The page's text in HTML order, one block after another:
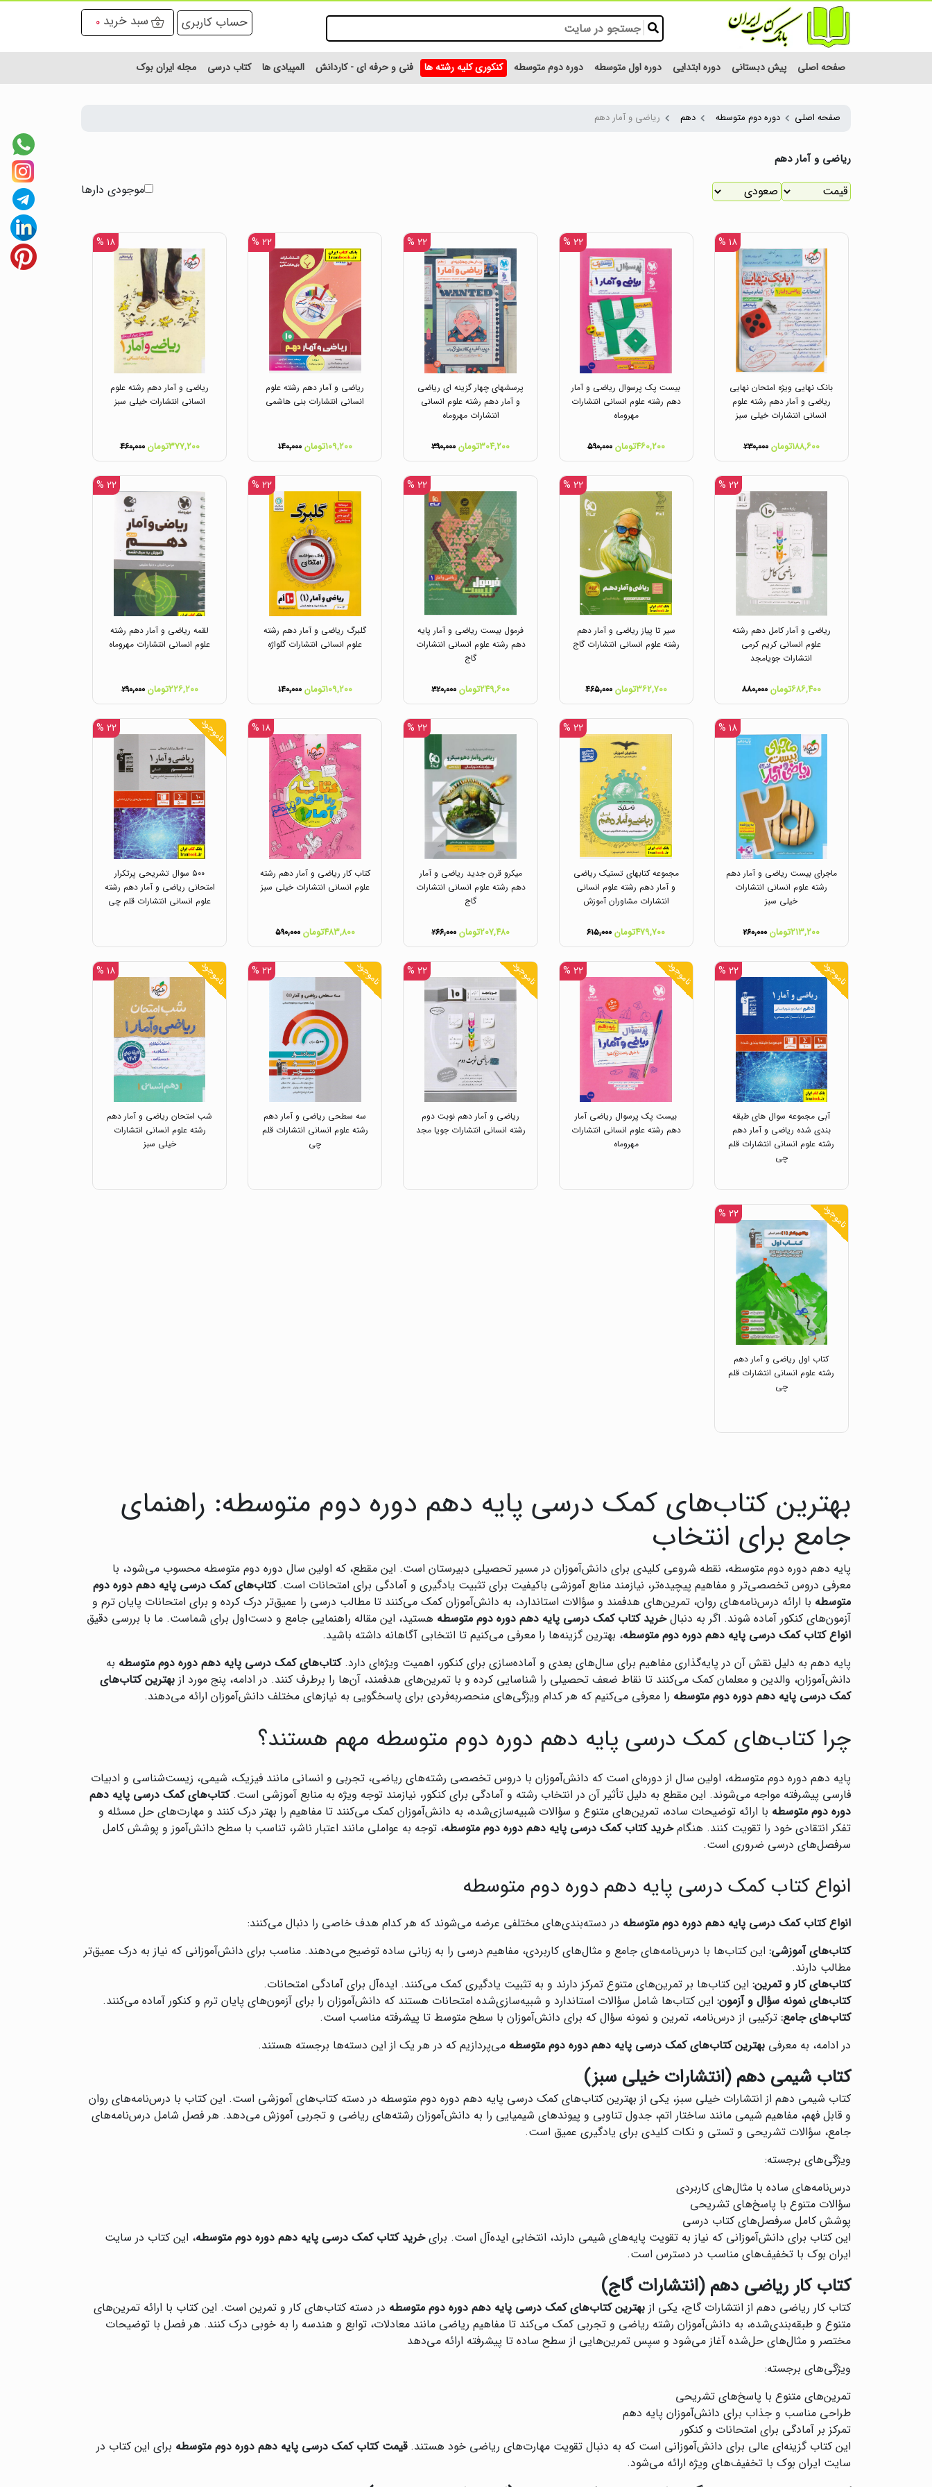
حساب کاربری سبد خرید 0
صفحه اصلی پیش دبستانی دوره ابتدایی دوره اول متوسطه دوره دوم متوسطه کنکوری کلیه رشته ها فنی و حرفه ای - کاردانش المپیادی ها کتاب درسی مجله ایران بوک
صفحه اصلی دوره دوم متوسطه دهم ریاضی و آمار دهم
ریاضی و آمار دهم
موجودی دارها
۱۸ %
بانک نهایی ویژه امتحان نهایی
ریاضی و آمار دهم رشته علوم
انسانی انتشارات خیلی سبز
۱۸۸,۶۰۰تومان ۲۳۰,۰۰۰
۲۲ %
بیست پک پرسوال ریاضی و آمار
دهم رشته علوم انسانی انتشارات
مهروماه
۴۶۰,۲۰۰تومان ۵۹۰,۰۰۰
۲۲ %
پرسشهای چهار گزینه ای ریاضی
و آمار دهم رشته علوم انسانی
انتشارات مهروماه
۳۰۴,۲۰۰تومان ۳۹۰,۰۰۰
۲۲ %
ریاضی و آمار دهم رشته علوم
انسانی انتشارات بنی هاشمی
۱۰۹,۲۰۰تومان ۱۴۰,۰۰۰
۱۸ %
ریاضی و آمار دهم رشته علوم
انسانی انتشارات خیلی سبز
۳۷۷,۲۰۰تومان ۴۶۰,۰۰۰
۲۲ %
ریاضی و آمار کامل دهم رشته
علوم انسانی کریم کرمی
انتشارات جویامجد
۶۸۶,۴۰۰تومان ۸۸۰,۰۰۰
۲۲ %
سیر تا پیاز ریاضی و آمار دهم
رشته علوم انسانی انتشارات گاج
۳۶۲,۷۰۰تومان ۴۶۵,۰۰۰
۲۲ %
فرمول بیست ریاضی و آمار پایه
دهم رشته علوم انسانی انتشارات
گاج
۲۴۹,۶۰۰تومان ۳۲۰,۰۰۰
۲۲ %
گلبرگ ریاضی و آمار دهم رشته
علوم انسانی انتشارات گلواژه
۱۰۹,۲۰۰تومان ۱۴۰,۰۰۰
۲۲ %
لقمه ریاضی و آمار دهم رشته
علوم انسانی انتشارات مهروماه
۲۲۶,۲۰۰تومان ۲۹۰,۰۰۰
۱۸ %
ماجرای بیست ریاضی و آمار دهم
رشته علوم انسانی انتشارات
خیلی سبز
۲۱۳,۲۰۰تومان ۲۶۰,۰۰۰
۲۲ %
مجموعه کتابهای تستیک ریاضی
و آمار دهم رشته علوم انسانی
انتشارات مشاوران آموزش
۴۷۹,۷۰۰تومان ۶۱۵,۰۰۰
۲۲ %
میکرو قرن جدید ریاضی و آمار
دهم رشته علوم انسانی انتشارات
گاج
۲۰۷,۴۸۰تومان ۲۶۶,۰۰۰
۱۸ %
کتاب کار ریاضی و آمار دهم رشته
علوم انسانی انتشارات خیلی سبز
۴۸۳,۸۰۰تومان ۵۹۰,۰۰۰
ناموجود ۲۲ %
۵۰۰ سوال تشریحی پرتکرار
امتحانی ریاضی و آمار دهم رشته
علوم انسانی انتشارات قلم چی
ناموجود ۲۲ %
آبی مجموعه سوال های طبقه
بندی شده ریاضی و آمار دهم
رشته علوم انسانی انتشارات قلم
چی
ناموجود ۲۲ %
بیست پک پرسوال ریاضی آمار
دهم رشته علوم انسانی انتشارات
مهروماه
ناموجود ۲۲ %
ریاضی و آمار دهم نوبت دوم
رشته انسانی انتشارات جویا مجد
ناموجود ۲۲ %
سه سطحی ریاضی و آمار دهم
رشته علوم انسانی انتشارات قلم
چی
ناموجود ۱۸ %
شب امتحان ریاضی و آمار دهم
رشته علوم انسانی انتشارات
خیلی سبز
ناموجود ۲۲ %
کتاب اول ریاضی و آمار دهم
رشته علوم انسانی انتشارات قلم
چی
بهترین کتاب‌های کمک درسی پایه دهم دوره دوم متوسطه: راهنمای
جامع برای انتخاب
پایه دهم دوره دوم متوسطه، نقطه شروعی کلیدی برای دانش‌آموزان در مسیر تحصیلی دبیرستان است. این مقطع، که اولین سال دوره دوم متوسطه محسوب می‌شود، با
معرفی دروس تخصصی‌تر و مفاهیم پیچیده‌تر، نیازمند منابع آموزشی باکیفیت برای تثبیت یادگیری و آمادگی برای امتحانات است.کتاب‌های کمک درسی پایه دهم دوره دوم
متوسطه با ارائه درس‌نامه‌های روان، تمرین‌های هدفمند و سؤالات استاندارد، به دانش‌آموزان کمک می‌کنند تا مطالب درسی را عمیق‌تر درک کرده و برای امتحانات پایان ترم و
آزمون‌های کنکور آماده شوند. اگر به دنبالخرید کتاب کمک درسی پایه دهم دوره دوم متوسطه هستید، این مقاله راهنمایی جامع و دست‌اول برای شماست. ما با بررسی دقیق
انواع کتاب کمک درسی پایه دهم دوره دوم متوسطه، بهترین گزینه‌ها را معرفی می‌کنیم تا انتخابی آگاهانه داشته باشید.
پایه دهم به دلیل نقش آن در پایه‌گذاری مفاهیم برای سال‌های بعدی و آماده‌سازی برای کنکور، اهمیت ویژه‌ای دارد.کتاب‌های کمک درسی پایه دهم دوره دوم متوسطه به
دانش‌آموزان، والدین و معلمان کمک می‌کنند تا نقاط ضعف تحصیلی را شناسایی کرده و با تمرین‌های هدفمند، آن‌ها را برطرف کنند. در ادامه، پنج مورد از بهترین کتاب‌های
کمک درسی پایه دهم دوره دوم متوسطه را معرفی می‌کنیم که هر کدام ویژگی‌های منحصربه‌فردی برای پاسخگویی به نیازهای مختلف دانش‌آموزان ارائه می‌دهند.
چرا کتاب‌های کمک درسی پایه دهم دوره دوم متوسطه مهم هستند؟
پایه دهم دوره دوم متوسطه، اولین سال از دوره‌ای است که دانش‌آموزان با دروس تخصصی رشته‌های ریاضی، تجربی و انسانی مانند فیزیک، شیمی، زیست‌شناسی و ادبیات
فارسی پیشرفته مواجه می‌شوند. این مقطع به دلیل تأثیر آن در انتخاب رشته و آمادگی برای کنکور، نیازمند توجه ویژه به منابع آموزشی است.کتاب‌های کمک درسی پایه دهم
دوره دوم متوسطه با ارائه توضیحات ساده، تمرین‌های متنوع و سؤالات شبیه‌سازی‌شده، به دانش‌آموزان کمک می‌کنند تا مفاهیم را بهتر درک کنند و مهارت‌های حل مسئله و
تفکر انتقادی خود را تقویت کنند. هنگامخرید کتاب کمک درسی پایه دهم دوره دوم متوسطه، توجه به عواملی مانند اعتبار ناشر، تناسب با سطح دانش‌آموز و پوشش کامل
سرفصل‌های درسی ضروری است.
انواع کتاب کمک درسی پایه دهم دوره دوم متوسطه
انواع کتاب کمک درسی پایه دهم دوره دوم متوسطه در دسته‌بندی‌های مختلفی عرضه می‌شوند که هر کدام هدف خاصی را دنبال می‌کنند:
کتاب‌های آموزشی: این کتاب‌ها با درس‌نامه‌های جامع و مثال‌های کاربردی، مفاهیم درسی را به زبانی ساده توضیح می‌دهند. مناسب برای دانش‌آموزانی که نیاز به درک عمیق‌تر
مطالب دارند.
کتاب‌های کار و تمرین: این کتاب‌ها بر تمرین‌های متنوع تمرکز دارند و به تثبیت یادگیری کمک می‌کنند. ایده‌آل برای آمادگی امتحانات.
کتاب‌های نمونه سؤال و آزمون: این کتاب‌ها شامل سؤالات استاندارد و شبیه‌سازی‌شده امتحانات هستند که دانش‌آموزان را برای آزمون‌های پایان ترم و کنکور آماده می‌کنند.
کتاب‌های جامع: ترکیبی از درس‌نامه، تمرین و نمونه سؤال که برای دانش‌آموزان با سطح متوسط تا پیشرفته مناسب است.
در ادامه، به معرفی بهترین کتاب‌های کمک درسی پایه دهم دوره دوم متوسطه می‌پردازیم که در هر یک از این دسته‌ها برجسته هستند.
کتاب شیمی دهم (انتشارات خیلی سبز)
کتاب شیمی دهم از انتشارات خیلی سبز، یکی از بهترین کتاب‌های کمک درسی پایه دهم دوره دوم متوسطه در دسته کتاب‌های آموزشی است. این کتاب با درس‌نامه‌های روان
و قابل فهم، مفاهیم شیمی مانند ساختار اتم، جدول تناوبی و پیوندهای شیمیایی را به دانش‌آموزان رشته‌های ریاضی و تجربی آموزش می‌دهد. هر فصل شامل درس‌نامه‌های
جامع، سؤالات تشریحی و تستی و نکات کلیدی برای یادگیری عمیق است.
ویژگی‌های برجسته:
درس‌نامه‌های ساده با مثال‌های کاربردی
سؤالات متنوع با پاسخ‌های تشریحی
پوشش کامل سرفصل‌های کتاب درسی
این کتاب برای دانش‌آموزانی که نیاز به تقویت پایه‌های شیمی دارند، انتخابی ایده‌آل است. برایخرید کتاب کمک درسی پایه دهم دوره دوم متوسطه، این کتاب در سایت
ایران بوک با تخفیف‌های مناسب در دسترس است.
کتاب کار ریاضی دهم (انتشارات گاج)
کتاب کار ریاضی دهم از انتشارات گاج، یکی از بهترین کتاب‌های کمک درسی پایه دهم دوره دوم متوسطه در دسته کتاب‌های کار و تمرین است. این کتاب با ارائه تمرین‌های
متنوع و طبقه‌بندی‌شده، به دانش‌آموزان رشته ریاضی و تجربی کمک می‌کند تا مفاهیم ریاضی مانند معادلات، توابع و هندسه را به خوبی درک کنند. هر فصل با توضیحات
مختصر و مثال‌های حل‌شده آغاز می‌شود و سپس تمرین‌هایی از سطح ساده تا پیشرفته ارائه می‌دهد
ویژگی‌های برجسته:
تمرین‌های متنوع با پاسخ‌های تشریحی
طراحی مناسب و جذاب برای دانش‌آموزان پایه دهم
تمرکز بر آمادگی برای امتحانات و کنکور
این کتاب گزینه‌ای عالی برای دانش‌آموزانی است که به دنبال تقویت مهارت‌های ریاضی خود هستند.قیمت کتاب کمک درسی پایه دهم دوره دوم متوسطه برای این کتاب در
سایت ایران بوک با تخفیف‌های ویژه ارائه می‌شود.